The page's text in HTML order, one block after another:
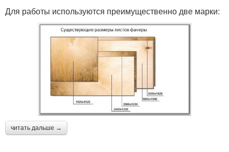
Для работы используются преимущественно две марки:
читать дальше →